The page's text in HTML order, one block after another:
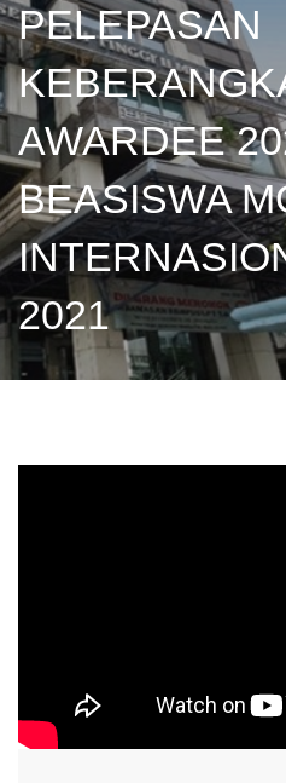
PELEPASAN
AWARDEE
BEASISWA
2021